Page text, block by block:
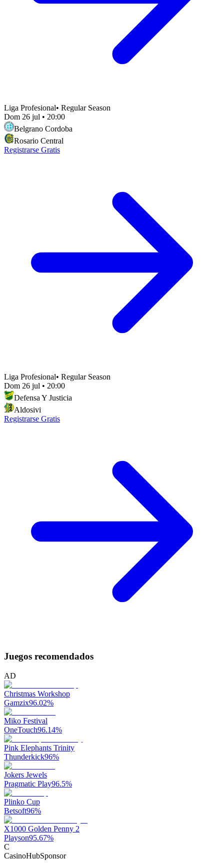
Liga Profesional• Regular Season
Dom 26 jul • 20:00
Belgrano Cordoba
Rosario Central
Registrarse Gratis
Liga Profesional• Regular Season
Dom 26 jul • 20:00
Defensa Y Justicia
Aldosivi
Registrarse Gratis
Juegos recomendados
AD
Christmas Workshop
Gamzix96.02%
Miko Festival
OneTouch96.14%
Pink Elephants Trinity
Thunderkick96%
Jokers Jewels
Pragmatic Play96.5%
Plinko Cup
Betsoft96%
X1000 Golden Penny 2
Playson95.67%
C
CasinoHubSponsor